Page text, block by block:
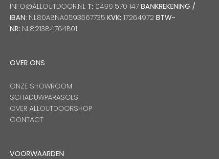
INFO@ALLOUTDOOR.NL T: 0499 570 147 BANKREKENING /
IBAN: NL80ABNA0593667735 KVK: 17264972 BTW-
NR: NL821384764B01
OVER ONS
ONZE SHOWROOM
SCHADUWPARASOLS
OVER ALLOUTDOORSHOP
CONTACT
VOORWAARDEN